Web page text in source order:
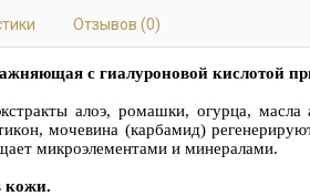
Отзывов (0)
с гиалуроновой кислотой
алоэ, ромашки, огурца,
мочевина (карбамид)
микроэлементами и минералами.
кожи.